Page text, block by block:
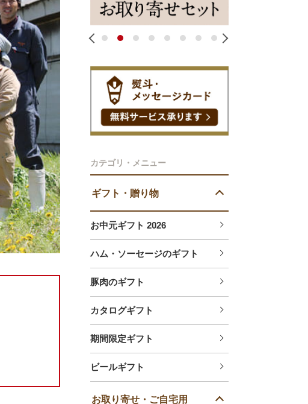
カテゴリ・メニュー
ギフト・贈り物
お中元ギフト 2026
ハム・ソーセージのギフト
豚肉のギフト
カタログギフト
期間限定ギフト
ビールギフト
お取り寄せ・ご自宅用